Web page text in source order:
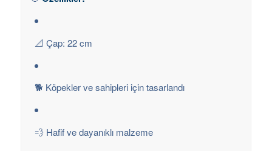
📐 Çap: 22 cm
🐕 Köpekler ve sahipleri için tasarlandı
💨 Hafif ve dayanıklı malzeme